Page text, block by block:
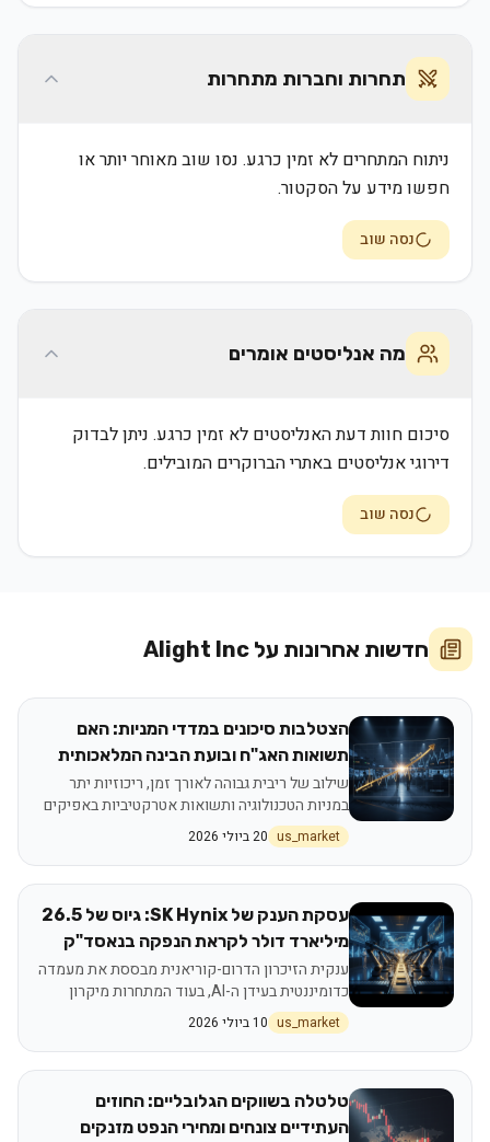
תחרות וחברות מתחרות
ניתוח המתחרים לא זמין כרגע. נסו שוב מאוחר יותר או
חפשו מידע על הסקטור.
נסה שוב
מה אנליסטים אומרים
סיכום חוות דעת האנליסטים לא זמין כרגע. ניתן לבדוק
דירוגי אנליסטים באתרי הברוקרים המובילים.
נסה שוב
חדשות אחרונות על Alight Inc
הצטלבות סיכונים במדדי המניות: האם
תשואות האג"ח ובועת הבינה המלאכותית
מאיימות על כספי הפרישה?
שילוב של ריבית גבוהה לאורך זמן, ריכוזיות יתר
במניות הטכנולוגיה ותשואות אטרקטיביות באפיקים
סולידיים מעלה חשש לתיקון משמעותי בשווקים
us_market 20 ביולי 2026
עסקת הענק של SK Hynix: גיוס של 26.5
מיליארד דולר לקראת הנפקה בנאסד"ק
מטלטל את סקטור השבבים
ענקית הזיכרון הדרום-קוריאנית מבססת את מעמדה
כדומיננטית בעידן ה-AI, בעוד המתחרות מיקרון
וסנדיסק רושמות עליות שערים
us_market 10 ביולי 2026
טלטלה בשווקים הגלובליים: החוזים
העתידיים צונחים ומחירי הנפט מזנקים